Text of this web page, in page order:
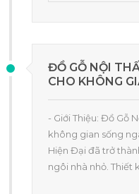
ĐỒ GỖ NỘI
CHO KHÔNG
- Giới Thiệu: Đồ Gỗ
không gian sống
Hiện Đại đã trở
ngôi nhà nhỏ. Thiết